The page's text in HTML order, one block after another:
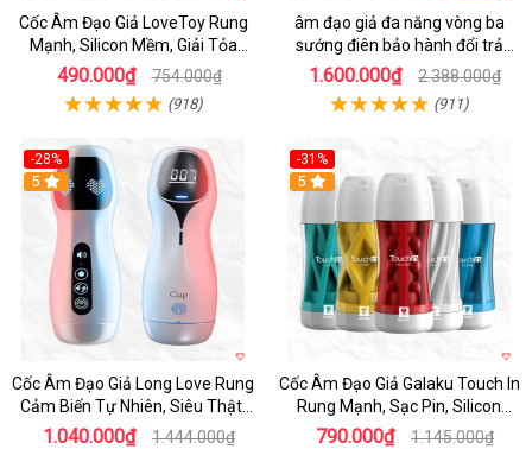
Cốc Âm Đạo Giả LoveToy Rung
Mạnh, Silicon Mềm, Giải Tỏa
Sinh Lý
490.000₫ 754.000₫
(918)
âm đạo giả đa năng vòng ba
sướng điên bảo hành đổi trả
nhanh
1.600.000₫ 2.388.000₫
(911)
-28%
5
Cốc Âm Đạo Giả Long Love Rung
Cảm Biến Tự Nhiên, Siêu Thật,
Sướng
1.040.000₫ 1.444.000₫
-31%
Hot
5
Cốc Âm Đạo Giả Galaku Touch In
Rung Mạnh, Sạc Pin, Silicon
Mềm
790.000₫ 1.145.000₫